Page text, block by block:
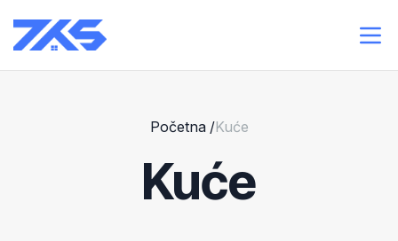
Početna /Kuće
Kuće